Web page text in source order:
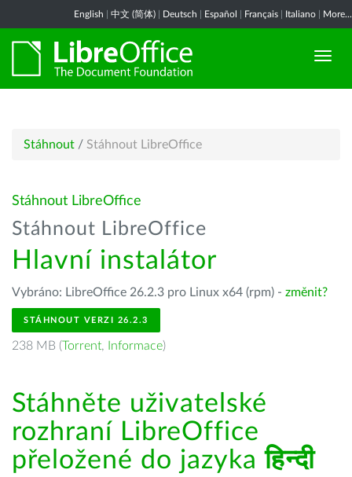
English 中文 (简体) Deutsch Español Français Italiano More...
Stáhnout / Stáhnout LibreOffice
Stáhnout LibreOffice
Stáhnout LibreOffice
Hlavní instalátor
Vybráno: LibreOffice 26.2.3 pro Linux x64 (rpm) - změnit?
STÁHNOUT VERZI 26.2.3
238 MB (Torrent, Informace)
Stáhněte uživatelské
rozhraní LibreOffice
přeložené do jazykaहिन्दी